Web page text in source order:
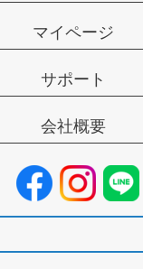
マイページ
サポート
会社概要